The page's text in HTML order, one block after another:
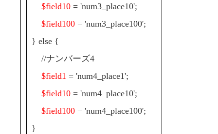
$field10 = 'num3_place10';
$field100 = 'num3_place100';
} else {
//ナンバーズ4
$field1 = 'num4_place1';
$field10 = 'num4_place10';
$field100 = 'num4_place100';
}